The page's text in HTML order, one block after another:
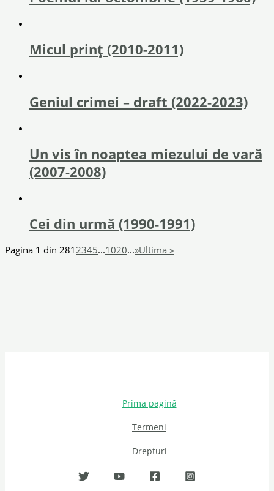
Micul prinț (2010-2011)
Geniul crimei – draft (2022-2023)
Un vis în noaptea miezului de vară
(2007-2008)
Cei din urmă (1990-1991)
Pagina 1 din 2812345...1020...»Ultima »
Prima pagină
Termeni
Drepturi